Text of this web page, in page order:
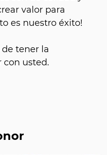
valor para
es nuestro éxito!
tener la
usted.